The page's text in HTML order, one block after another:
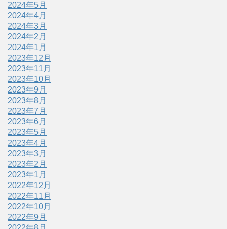
2024年5月
2024年4月
2024年3月
2024年2月
2024年1月
2023年12月
2023年11月
2023年10月
2023年9月
2023年8月
2023年7月
2023年6月
2023年5月
2023年4月
2023年3月
2023年2月
2023年1月
2022年12月
2022年11月
2022年10月
2022年9月